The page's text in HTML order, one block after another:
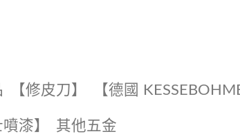
【修皮刀】 【德國
漆】 其他五金